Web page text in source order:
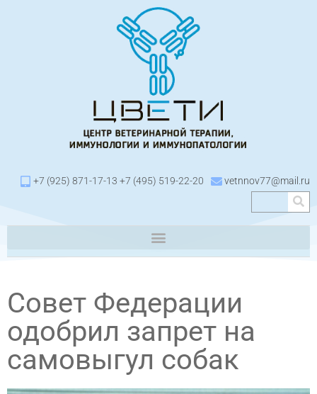
+7 (925) 871-17-13 +7 (495) 519-22-20 vetnnov77@mail.ru
Совет Федерации
одобрил запрет на
самовыгул собак